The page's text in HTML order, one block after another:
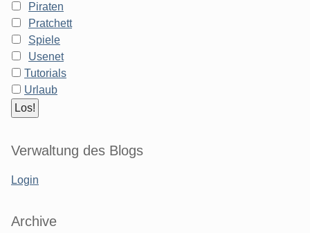
Piraten
Pratchett
Spiele
Usenet
Tutorials
Urlaub
Verwaltung des Blogs
Login
Archive